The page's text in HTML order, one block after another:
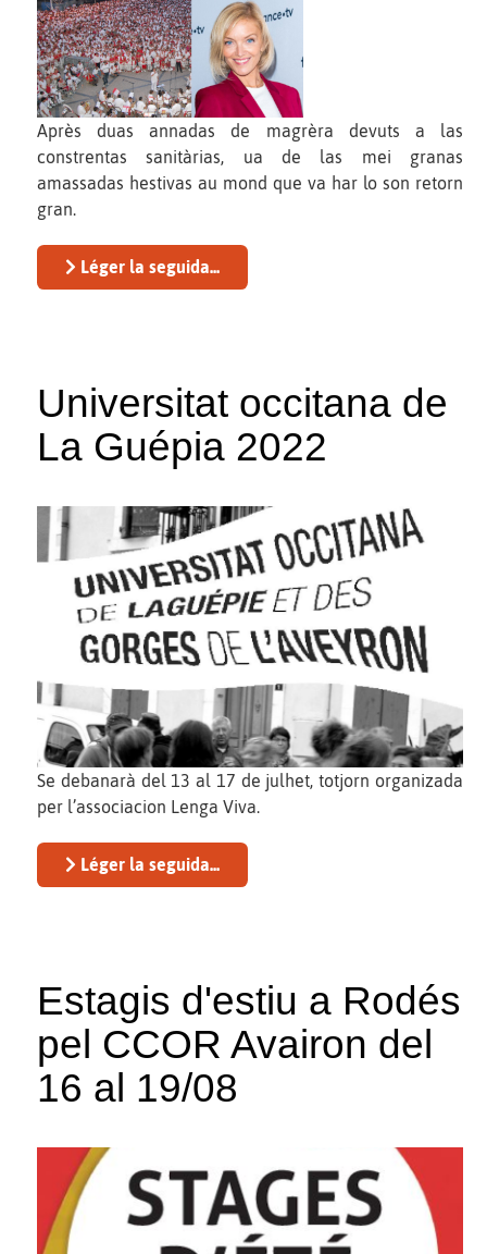
Après duas annadas de magrèra devuts a las
constrentas sanitàrias, ua de las mei granas
amassadas hestivas au mond que va har lo son retorn
gran.
Léger la seguida...
Universitat occitana de
La Guépia 2022
Se debanarà del 13 al 17 de julhet, totjorn organizada
per l’associacion Lenga Viva.
Léger la seguida...
Estagis d'estiu a Rodés
pel CCOR Avairon del
16 al 19/08